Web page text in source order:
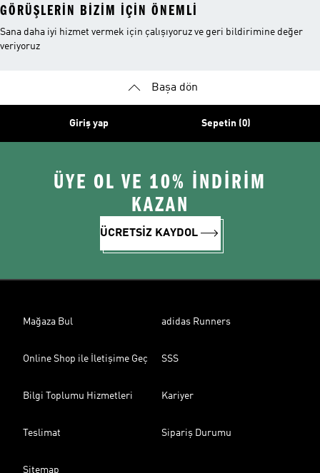
GÖRÜŞLERIN BIZIM IÇIN ÖNEMLI
Sana daha iyi hizmet vermek için çalışıyoruz ve geri bildirimine değer
veriyoruz
Başa dön
Giriş yap Sepetin (0)
ÜYE OL VE 10% İNDİRİM
KAZAN
ÜCRETSİZ KAYDOL
Mağaza Bul adidas Runners
Online Shop ile İletişime Geç SSS
Bilgi Toplumu Hizmetleri Kariyer
Teslimat Sipariş Durumu
Sitemap